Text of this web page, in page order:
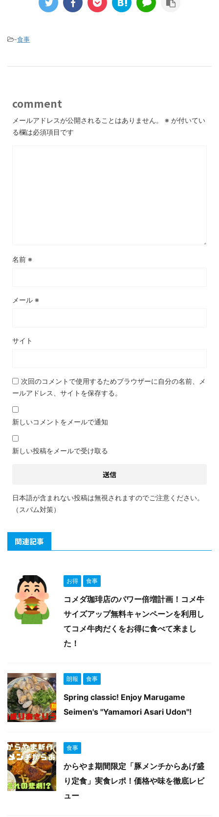
-食事
comment
メールアドレスが公開されることはありません。 ※ が付いてい
る欄は必須項目です
名前 ※
メール ※
サイト
次回のコメントで使用するためブラウザーに自分の名前、メ
ールアドレス、サイトを保存する。
新しいコメントをメールで通知
新しい投稿をメールで受け取る
日本語が含まれない投稿は無視されますのでご注意ください。
（スパム対策）
関連記事
お得 食事
コメダ珈琲店のパワー倍増計画！コメ牛
サイズアップ無料キャンペーンを利用し
てコメ牛肉だくをお得に食べて来まし
た！
朗報 食事
Spring classic! Enjoy Marugame
Seimen's "Yamamori Asari Udon"!
食事
からやま期間限定「豚メンチからあげ盛
り定食」実食レポ！価格や味を徹底レビ
ュー